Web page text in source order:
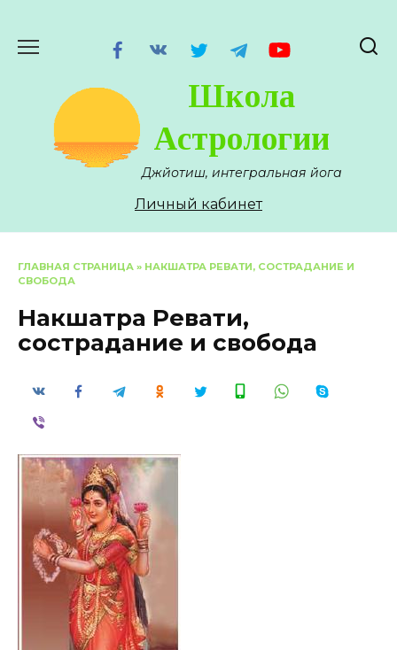
содержанию
Школа
Астрологии
Джйотиш, интегральная йога
Личный кабинет
ГЛАВНАЯ СТРАНИЦА » НАКШАТРА РЕВАТИ, СОСТРАДАНИЕ И
СВОБОДА
Накшатра Ревати,
сострадание и свобода